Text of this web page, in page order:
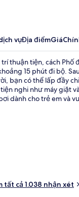
vụĐịa điểmGiá
thuận tiện, cách Phố
15 phút đi bộ.
bạn có thể lấp đầy
nghi như máy giặt
dành cho trẻ em và
tất cả 1.038 nhận xét